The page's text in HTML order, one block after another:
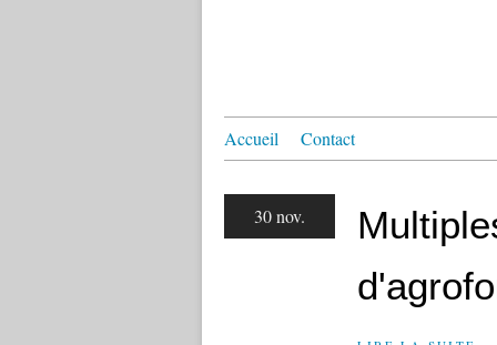
Accueil Contact
30 nov.